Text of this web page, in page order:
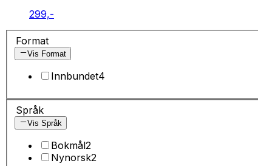
299,-
Format
Vis Format
Innbundet4
Språk
Vis Språk
Bokmål2
Nynorsk2